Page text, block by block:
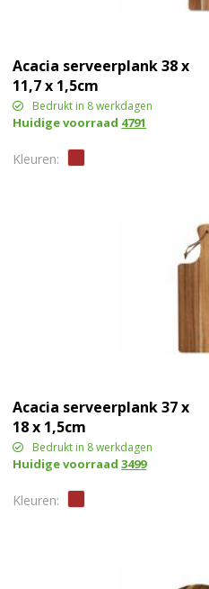
Acacia serveerplank 38 x
11,7 x 1,5cm
Bedrukt in 8 werkdagen
Huidige voorraad 4791
Acacia serveerplank 37 x
18 x 1,5cm
Bedrukt in 8 werkdagen
Huidige voorraad3499